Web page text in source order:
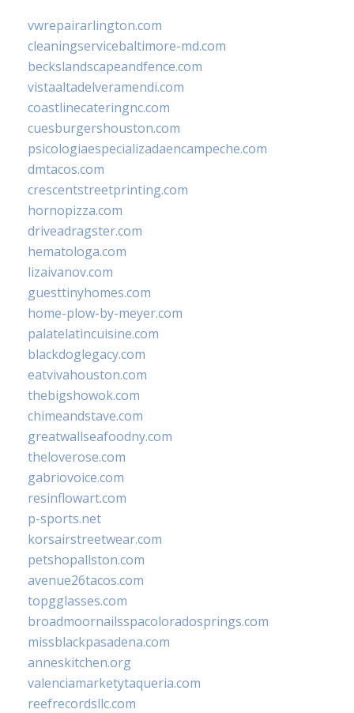
vwrepairarlington.com
cleaningservicebaltimore-md.com
beckslandscapeandfence.com
vistaaltadelveramendi.com
coastlinecateringnc.com
cuesburgershouston.com
psicologiaespecializadaencampeche.com
dmtacos.com
crescentstreetprinting.com
hornopizza.com
driveadragster.com
hematologa.com
lizaivanov.com
guesttinyhomes.com
home-plow-by-meyer.com
palatelatincuisine.com
blackdoglegacy.com
eatvivahouston.com
thebigshowok.com
chimeandstave.com
greatwallseafoodny.com
theloverose.com
gabriovoice.com
resinflowart.com
p-sports.net
korsairstreetwear.com
petshopallston.com
avenue26tacos.com
topgglasses.com
broadmoornailsspacoloradosprings.com
missblackpasadena.com
anneskitchen.org
valenciamarketytaqueria.com
reefrecordsllc.com